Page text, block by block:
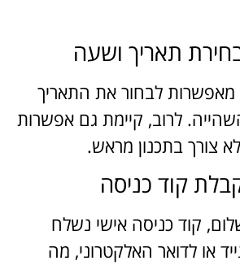
לבחור את התאריך
לרוב, קיימת גם אפשרות
צורך בתכנון מראש.
קוד כניסה אישי נשלח
או לדואר האלקטרוני, מה